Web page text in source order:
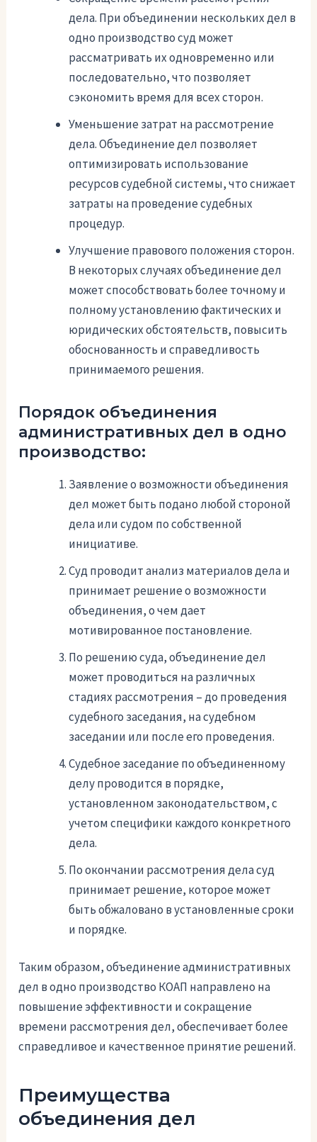
дела. При объединении нескольких дел в
одно производство суд может
рассматривать их одновременно или
последовательно, что позволяет
сэкономить время для всех сторон.
Уменьшение затрат на рассмотрение
дела. Объединение дел позволяет
оптимизировать использование
ресурсов судебной системы, что снижает
затраты на проведение судебных
процедур.
Улучшение правового положения сторон.
В некоторых случаях объединение дел
может способствовать более точному и
полному установлению фактических и
юридических обстоятельств, повысить
обоснованность и справедливость
принимаемого решения.
Порядок объединения
административных дел в одно
производство:
Заявление о возможности объединения
дел может быть подано любой стороной
дела или судом по собственной
инициативе.
Суд проводит анализ материалов дела и
принимает решение о возможности
объединения, о чем дает
мотивированное постановление.
По решению суда, объединение дел
может проводиться на различных
стадиях рассмотрения – до проведения
судебного заседания, на судебном
заседании или после его проведения.
Судебное заседание по объединенному
делу проводится в порядке,
установленном законодательством, с
учетом специфики каждого конкретного
дела.
По окончании рассмотрения дела суд
принимает решение, которое может
быть обжаловано в установленные сроки
и порядке.
Таким образом, объединение административных
дел в одно производство КОАП направлено на
повышение эффективности и сокращение
времени рассмотрения дел, обеспечивает более
справедливое и качественное принятие решений.
Преимущества
объединения дел